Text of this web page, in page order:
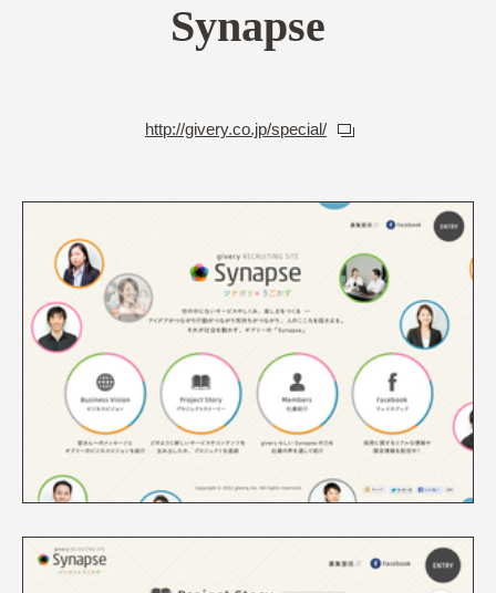
Synapse
http://givery.co.jp/special/